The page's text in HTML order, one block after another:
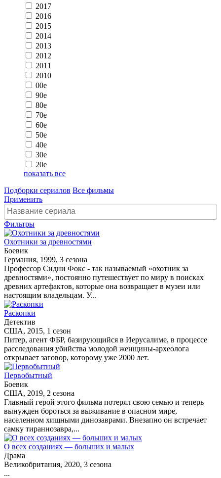
2017
2016
2015
2014
2013
2012
2011
2010
00e
90e
80e
70e
60e
50e
40e
30e
20e
показать все
Подборки сериалов Все фильмы
Применить
Фильтры
Охотники за древностями
Боевик
Германия, 1999, 3 сезона
Профессор Сидни Фокс - так называемый «охотник за
древностями», постоянно путешествует по миру в поисках
древних артефактов, которые она возвращает в музеи или
настоящим владельцам. У...
Раскопки
Детектив
США, 2015, 1 сезон
Питер, агент ФБР, базирующийся в Иерусалиме, в процессе
расследования убийства молодой женщины-археолога
открывает заговор, которому уже 2000 лет.
Первобытный
Боевик
США, 2019, 2 сезона
Главный герой этого фильма потерял свою семью и теперь
вынужден бороться за выживание в опасном мире,
населенном хищными динозаврами. Внезапно он встречает
самку тираннозавра,...
О всех созданиях — больших и малых
Драма
Великобритания, 2020, 3 сезона
...